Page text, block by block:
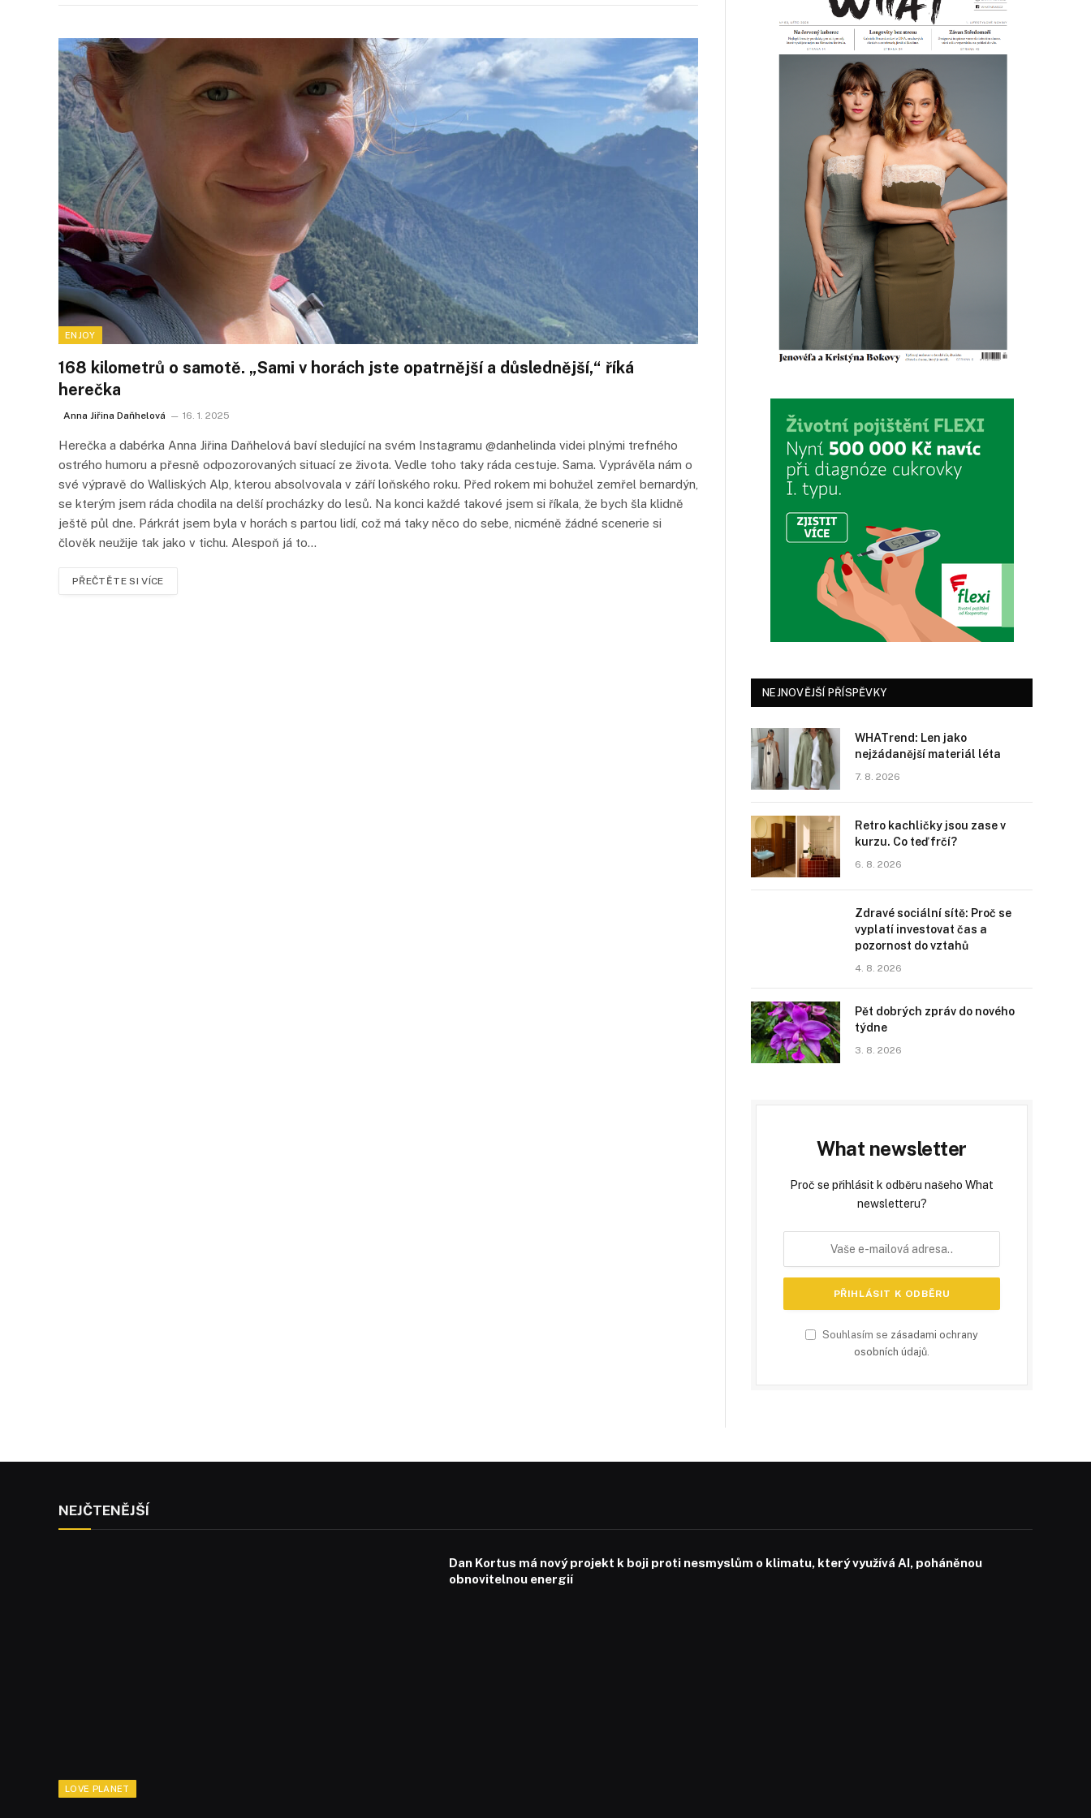
ENJOY
168 kilometrů o samotě. „Sami v horách jste opatrnější a důslednější,“ říká
herečka
Anna Jiřina Daňhelová 16. 1. 2025
Herečka a dabérka Anna Jiřina Daňhelová baví sledující na svém Instagramu @danhelinda videi plnými trefného
ostrého humoru a přesně odpozorovaných situací ze života. Vedle toho taky ráda cestuje. Sama. Vyprávěla nám o
své výpravě do Walliských Alp, kterou absolvovala v září loňského roku. Před rokem mi bohužel zemřel bernardýn,
se kterým jsem ráda chodila na delší procházky do lesů. Na konci každé takové jsem si říkala, že bych šla klidně
ještě půl dne. Párkrát jsem byla v horách s partou lidí, což má taky něco do sebe, nicméně žádné scenerie si
člověk neužije tak jako v tichu. Alespoň já to…
PŘEČTĚTE SI VÍCE
NEJNOVĚJŠÍ PŘÍSPĚVKY
WHATrend: Len jako
nejžádanější materiál léta
7. 8. 2026
Retro kachličky jsou zase v
kurzu. Co teď frčí?
6. 8. 2026
Zdravé sociální sítě: Proč se
vyplatí investovat čas a
pozornost do vztahů
4. 8. 2026
Pět dobrých zpráv do nového
týdne
3. 8. 2026
What newsletter
Proč se přihlásit k odběru našeho What
newsletteru?
Souhlasím se zásadami ochrany
osobních údajů
NEJČTENĚJŠÍ
LOVE PLANET
Dan Kortus má nový projekt k boji proti nesmyslům o klimatu, který využívá AI, poháněnou
obnovitelnou energií